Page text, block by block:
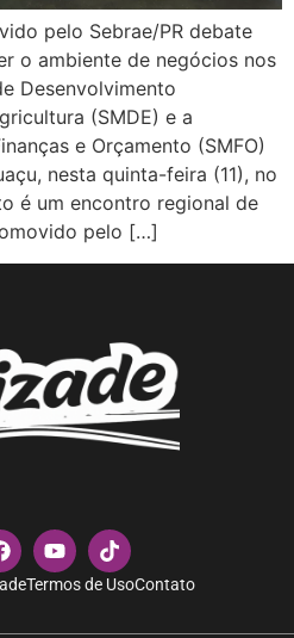
pelo Sebrae/PR debate
o ambiente de negócios nos
Desenvolvimento
(SMDE) e a
e Orçamento (SMFO)
nesta quinta-feira (11), no
é um encontro regional de
pelo […]
Termos de UsoContato